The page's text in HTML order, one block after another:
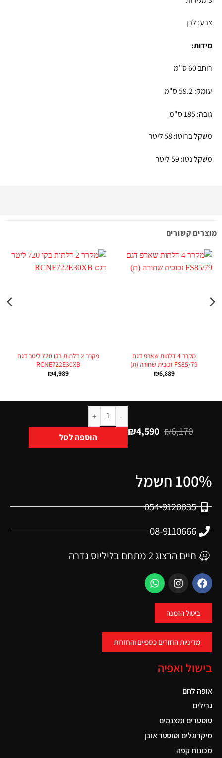
צבע: לבן
מידות:
רוחב 60 ס"מ
עומק: 59.2 ס"מ
גובה: 185 ס"מ
משקל ברוטו: 58 ליטר
משקל נטו: 59 ליטר
מוצרים קשורים
מקרר 4 דלתות שארפ דגם
FS85/79 זכוכית שחורה (ת)
₪6,889
מקרר 2 דלתות בקו 720 ליטר דגם
RCNE722E30XB
₪4,989
₪6,170
₪4,590 הוספה לסל
100% חשמל
054-9120035
08-9110666
חיים הרצוג 2 מתחם בליליוס גדרה
ביטול הזמנה
מדיניות החזרים כספיים והחזרות
בישול ואפיה
אופה לחם
גרילים
טוסטרים ומצנמים
מיקרוגלים וטוסטר אובן
מכונות קפה